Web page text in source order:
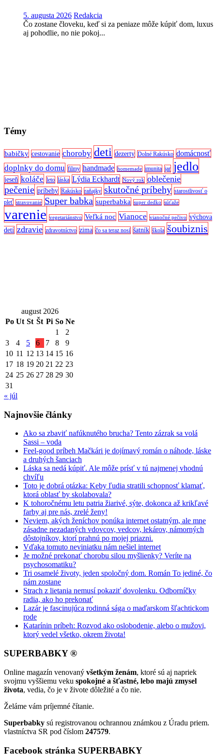
5. augusta 2026 Redakcia
Čo zostane človeku, keď si za peniaze môže kúpiť dom, luxus
aj pohodlie, no nie pokoj...
Témy
babičky cestovanie choroby deti dezerty Dolné Rakúsko domácnosť
doplnky do domu filmy handmade homemade imunita jar jedlo
jeseň koláče leto láska Lýdia Eckhardt Nový rok oblečenie
pečenie príbehy Rakúsko raňajky skutočné príbehy starostlivosť o
pleť stravovanie Super babka superbabka super dedko súťaže
varenie vegetariánstvo Veľká noc Vianoce vianočné pečivo
výchova
detí zdravie zdravotníctvo zima čo sa teraz nosí šatník škola šoubiznis
august 2026
Po Ut St Št Pi So Ne
1
2
3
4 5 6 7 8
9
10 11 12 13 14 15 16
17 18 19 20 21 22 23
24 25 26 27 28 29 30
31
« júl
Najnovšie články
Ako sa zbaviť nafúknutého brucha? Tento zázrak sa volá
Sassi – voda
Feel-good príbeh Mačkári je dojímavý román o náhode, láske
a druhých šanciach
Láska sa nedá kúpiť. Ale môže prísť v tú najmenej vhodnú
chvíľu
Toto je dobrá otázka: Keby ľudia stratili schopnosť klamať,
ktorá oblasť by skolabovala?
K tohoročnému letu patria žiarivé, sýte, dokonca až krikľavé
farby aj pre nás, zrelé ženy!
Neviem, akých ženíchov ponúka internet ostatným, ale mne
zásadne nezadaných vdovcov, vedcov, lekárov, námorných
dôstojníkov, ktorí prahnú po mojej priazni.
Vďaka tomuto neviniatku nám nešiel internet
Je možné prekonať chorobu silou myšlienky? Veríte na
psychosomatiku?
Tri osamelé životy, jeden spoločný dom. Román To jediné, čo
nám zostane
Strach z lietania nemusí pokaziť dovolenku. Odborníčky
radia, ako ho prekonať
Lazár je fascinujúca rodinná sága o maďarskom šľachtickom
rode
Katarínin príbeh: Rozvod ako oslobodenie, alebo o mužovi,
ktorý vedel všetko, okrem života!
SUPERBABKY ®
Online magazín venovaný všetkým ženám, ktoré sú aj napriek
svojmu vyššiemu veku spokojné a šťastné, lebo majú zmysel
života, vedia, čo je v živote dôležité a čo nie.
Želáme vám príjemné čítanie.
Superbabky sú registrovanou ochrannou známkou z Úradu priem.
vlastníctva SR pod číslom 247579.
Facebook stránka SUPERBABKY